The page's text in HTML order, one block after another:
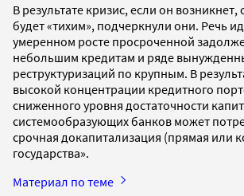
В результате кризис, если он возникнет,
будет «тихим», подчеркнули они. Речь
умеренном росте просроченной
небольшим кредитам и ряде
реструктуризаций по крупным. В
высокой концентрации кредитного
сниженного уровня достаточности
системообразующих банков может
срочная докапитализация (прямая или
государства».
Материал по теме